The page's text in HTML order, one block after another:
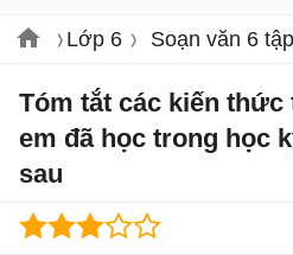
Lớp 6 Soạn văn 6
Tóm tắt các kiến thức
em đã học trong học
sau